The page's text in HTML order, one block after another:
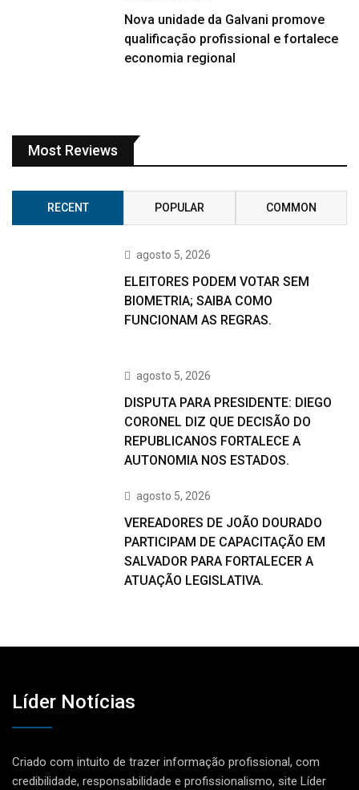
Nova unidade da Galvani promove
qualificação profissional e fortalece
economia regional
Most Reviews
RECENT POPULAR COMMON
agosto 5, 2026
ELEITORES PODEM VOTAR SEM
BIOMETRIA; SAIBA COMO
FUNCIONAM AS REGRAS.
agosto 5, 2026
DISPUTA PARA PRESIDENTE: DIEGO
CORONEL DIZ QUE DECISÃO DO
REPUBLICANOS FORTALECE A
AUTONOMIA NOS ESTADOS.
agosto 5, 2026
VEREADORES DE JOÃO DOURADO
PARTICIPAM DE CAPACITAÇÃO EM
SALVADOR PARA FORTALECER A
ATUAÇÃO LEGISLATIVA.
Líder Notícias
Criado com intuito de trazer informação profissional, com
credibilidade, responsabilidade e profissionalismo, site Líder